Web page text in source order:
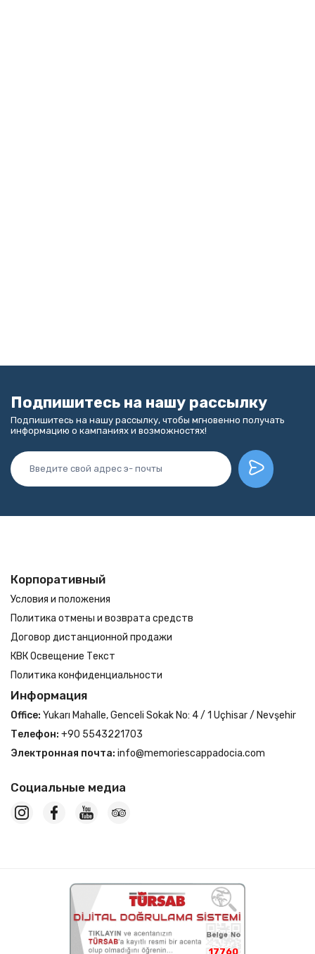
Подпишитесь на нашу рассылку
Подпишитесь на нашу рассылку, чтобы мгновенно получать
информацию о кампаниях и возможностях!
Корпоративный
Условия и положения
Политика отмены и возврата средств
Договор дистанционной продажи
КВК Освещение Текст
Политика конфиденциальности
Информация
Office: Yukarı Mahalle, Genceli Sokak No: 4 / 1 Uçhisar / Nevşehir
Телефон: +90 5543221703
Электронная почта: info@memoriescappadocia.com
Социальные медиа
17760